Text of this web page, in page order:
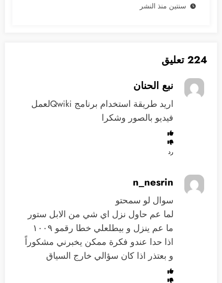
سنتين منذ النشر
224 تعليق
نبع الحنان
اريد طريقة استخدام برنامج Qwikiلعمل
فيديو بالصور وشكرا
رد
n_nesrin
سوال لو سمحتو
لما عم حاول نزل اي شي من الابل ستور
ما عم ينزل و بيطلعلي خطا رقمو ١٠٠٩
اذا حدا عندو فكرة ممكن يخبرني مشكوراً
و بعتذر اذا كان سؤالي خارج السياق